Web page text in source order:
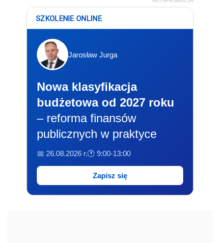
SZKOLENIE ONLINE
Jarosław Jurga
Nowa klasyfikacja
budżetowa od 2027 roku
– reforma finansów
publicznych w praktyce
📅 26.08.2026 r.🕐 9:00-13:00
Zapisz się